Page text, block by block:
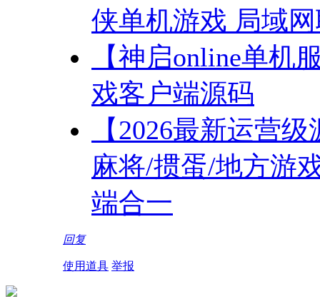
侠单机游戏 局域
【神启online单机
戏客户端源码
【2026最新运营
麻将/掼蛋/地方游
端合一
回复
使用道具 举报